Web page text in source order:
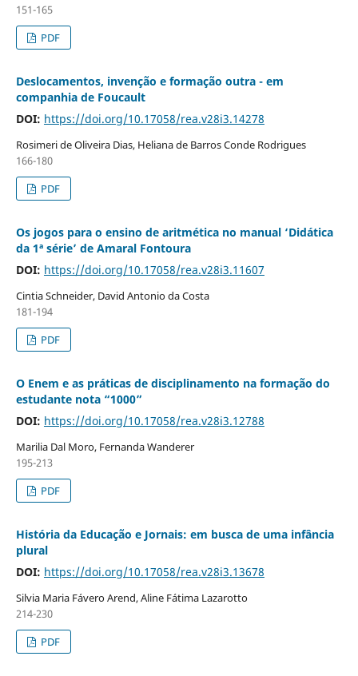
151-165
PDF
Deslocamentos, invenção e formação outra - em
companhia de Foucault
DOI: https://doi.org/10.17058/rea.v28i3.14278
Rosimeri de Oliveira Dias, Heliana de Barros Conde Rodrigues
166-180
PDF
Os jogos para o ensino de aritmética no manual ‘Didática
da 1ª série’ de Amaral Fontoura
DOI: https://doi.org/10.17058/rea.v28i3.11607
Cintia Schneider, David Antonio da Costa
181-194
PDF
O Enem e as práticas de disciplinamento na formação do
estudante nota “1000”
DOI: https://doi.org/10.17058/rea.v28i3.12788
Marilia Dal Moro, Fernanda Wanderer
195-213
PDF
História da Educação e Jornais: em busca de uma infância
plural
DOI: https://doi.org/10.17058/rea.v28i3.13678
Silvia Maria Fávero Arend, Aline Fátima Lazarotto
214-230
PDF